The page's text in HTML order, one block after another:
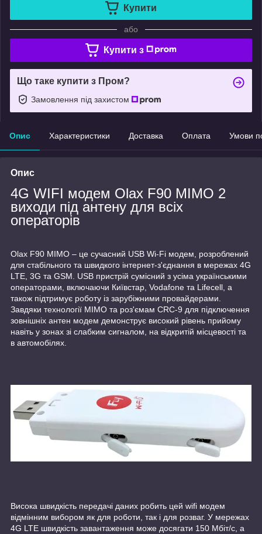
Купити
або
Купити з
Що таке купити з Пром?
Замовлення під захистом
Опис Характеристики Доставка Оплата Умови
Опис
4G WIFI модем Olax F90 MIMO 2
виходи під антену для всіх
операторів
Olax F90 MIMO – це сучасний USB Wi-Fi модем, розроблений
для стабільного та швидкого інтернет-з'єднання в мережах 4G
LTE, 3G та GSM. USB пристрій сумісний з усіма українськими
операторами, включаючи Київстар, Vodafone та Lifecell, а
також підтримує роботу із зарубіжними провайдерами.
Завдяки технології MIMO та роз'ємам CRC-9 для підключення
зовнішніх антен модем демонструє високий рівень прийому
навіть у зонах зі слабким сигналом, на відкритій місцевості та
в автомобілях.
Висока швидкість передачі даних робить цей wifi модем
відмінним вибором як для роботи, так і для розваг. У мережах
4G LTE швидкість завантаження може досягати 150 Мбіт/с, а